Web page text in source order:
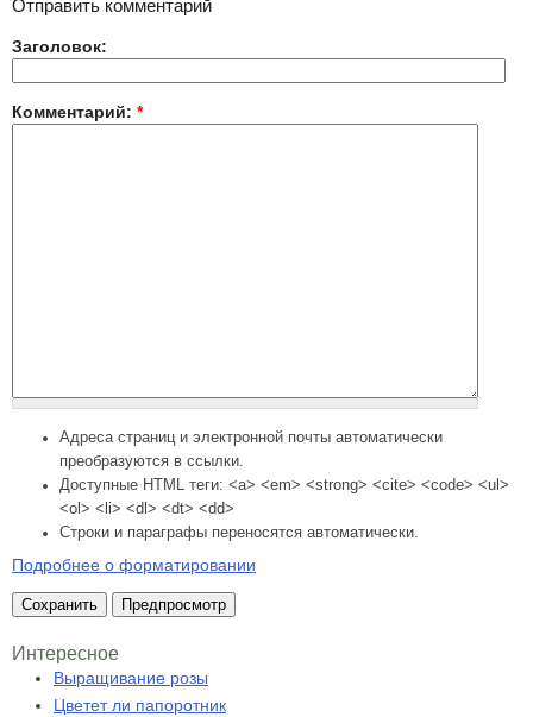
Отправить комментарий
Заголовок:
Комментарий: *
Адреса страниц и электронной почты автоматически
преобразуются в ссылки.
Доступные HTML теги: <a> <em> <strong> <cite> <code> <ul>
<ol> <li> <dl> <dt> <dd>
Строки и параграфы переносятся автоматически.
Подробнее о форматировании
Интересное
Выращивание розы
Цветет ли папоротник